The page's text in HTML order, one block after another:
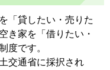
「貸したい・売りた
き家を「借りたい・
度です。
交通省に採択され